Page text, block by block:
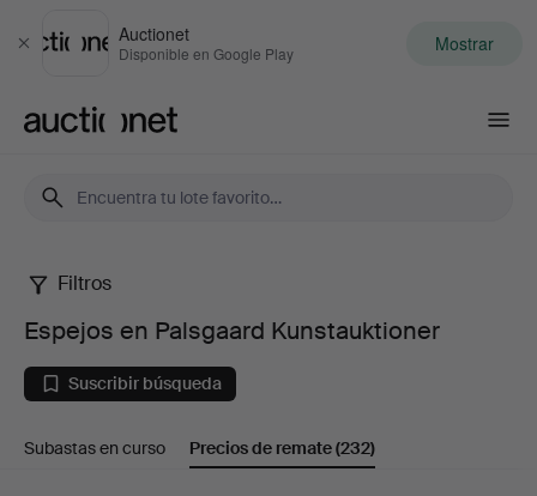
Cerrar
Auctionet
Disponible en Google Play Mostrar
Espejos
en
Palsgaard
Kunstauktioner
Filtros
Espejos en Palsgaard Kunstauktioner
Suscribir búsqueda
Subastas en curso Precios de remate(232)